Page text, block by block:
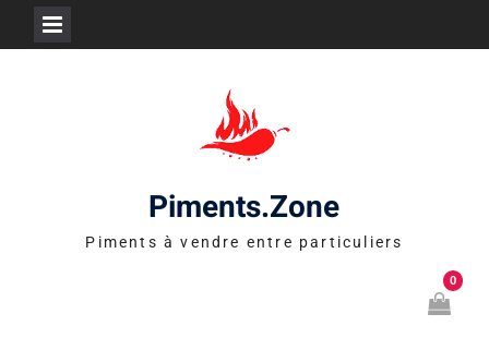
Piments.Zone
Piments à vendre entre particuliers
0